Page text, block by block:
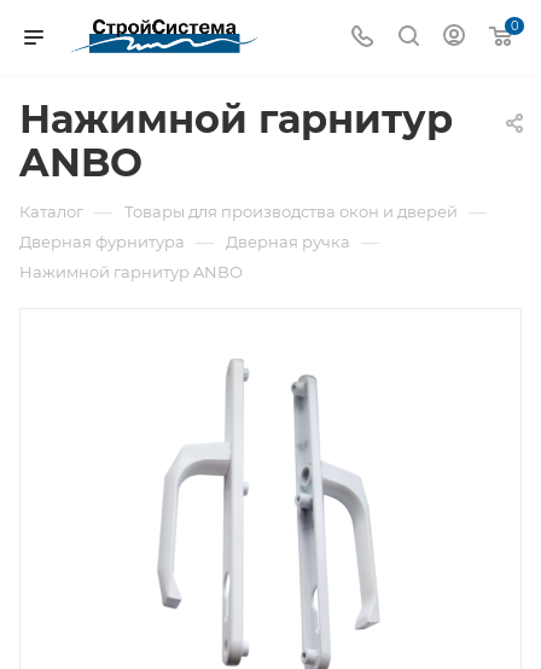
0
Нажимной гарнитур
ANBO
Каталог — Товары для производства окон и дверей —
Дверная фурнитура — Дверная ручка —
Нажимной гарнитур ANBO